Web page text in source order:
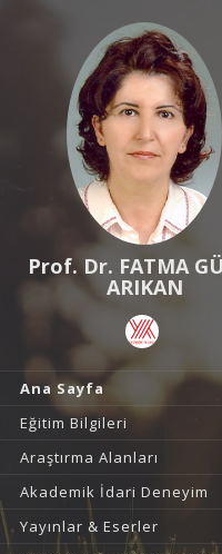
Prof. Dr. FATMA
ARIKAN
Ana Sayfa
Eğitim Bilgileri
Araştırma Alanları
Akademik İdari Deneyim
Yayınlar & Eserler